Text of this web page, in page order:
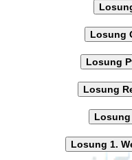
Losung
Losung
Losung
Losung
Losung 1.